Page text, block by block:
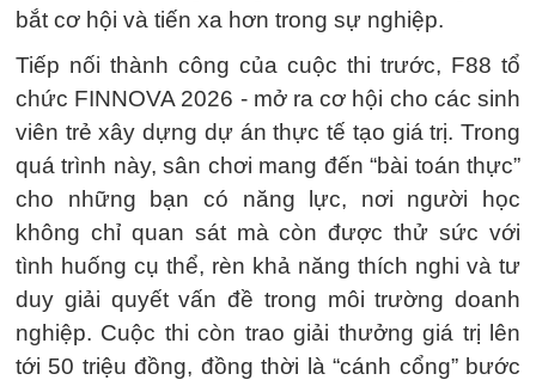
bắt cơ hội và tiến xa hơn trong sự nghiệp.
Tiếp nối thành công của cuộc thi trước, F88 tổ
chức FINNOVA 2026 - mở ra cơ hội cho các sinh
viên trẻ xây dựng dự án thực tế tạo giá trị. Trong
quá trình này, sân chơi mang đến “bài toán thực”
cho những bạn có năng lực, nơi người học
không chỉ quan sát mà còn được thử sức với
tình huống cụ thể, rèn khả năng thích nghi và tư
duy giải quyết vấn đề trong môi trường doanh
nghiệp. Cuộc thi còn trao giải thưởng giá trị lên
tới 50 triệu đồng, đồng thời là “cánh cổng” bước